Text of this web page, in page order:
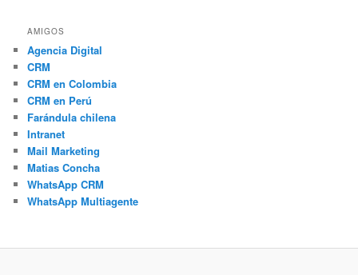
AMIGOS
Agencia Digital
CRM
CRM en Colombia
CRM en Perú
Farándula chilena
Intranet
Mail Marketing
Matias Concha
WhatsApp CRM
WhatsApp Multiagente